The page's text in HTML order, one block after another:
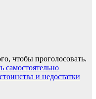
чтобы проголосовать.
самостоятельно
и недостатки